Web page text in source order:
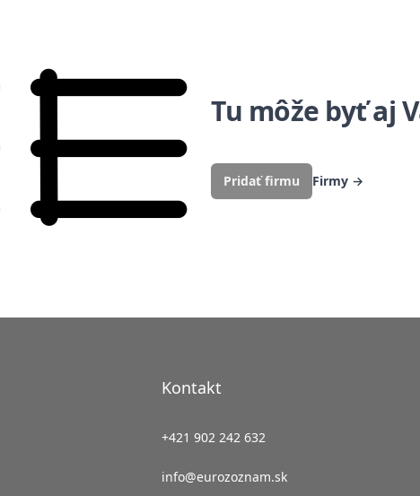
Tu môže byť aj
Pridať firmu Firmy →
Kontakt
+421 902 242 632
info@eurozoznam.sk